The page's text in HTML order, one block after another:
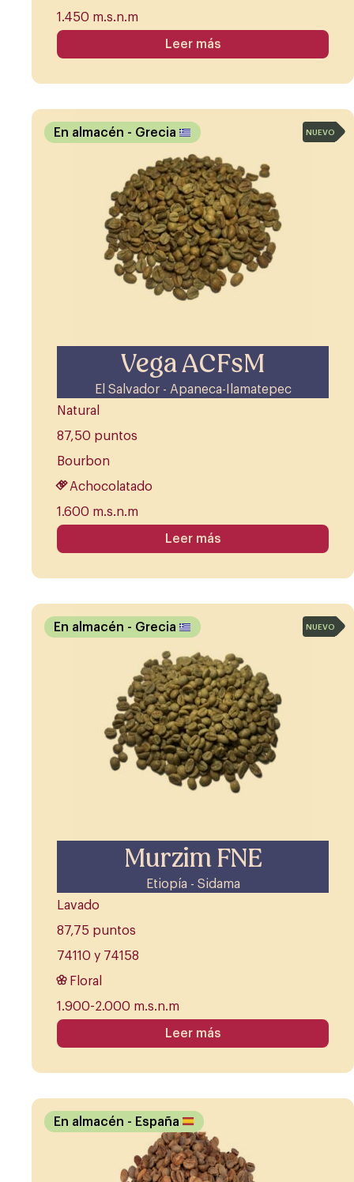
1.450 m.s.n.m
Leer más
Vega ACFsM
El Salvador - Apaneca-Ilamatepec
En almacén - Grecia
Natural
87,50 puntos
Bourbon
Achocolatado
1.600 m.s.n.m
NUEVO
Leer más
Murzim FNE
Etiopía - Sidama
En almacén - Grecia
Lavado
87,75 puntos
74110 y 74158
Floral
1.900-2.000 m.s.n.m
NUEVO
Leer más
En almacén - España